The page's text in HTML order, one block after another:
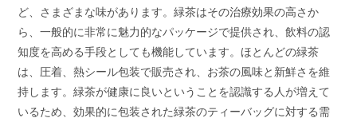
ど、さまざまな味があります。緑茶はその治療効果の高さか
ら、一般的に非常に魅力的なパッケージで提供され、飲料の認
知度を高める手段としても機能しています。ほとんどの緑茶
は、圧着、熱シール包装で販売され、お茶の風味と新鮮さを維
持します。緑茶が健康に良いということを認識する人が増えて
いるため、効果的に包装された緑茶のティーバッグに対する需